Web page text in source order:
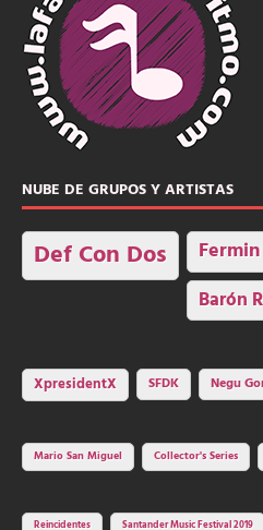
NUBE DE GRUPOS Y ARTISTAS
Def Con Dos
Barón
XpresidentX SFDK Negu
Mario San Miguel
Collector's Series
Reincidentes Santander Music Festival 2019